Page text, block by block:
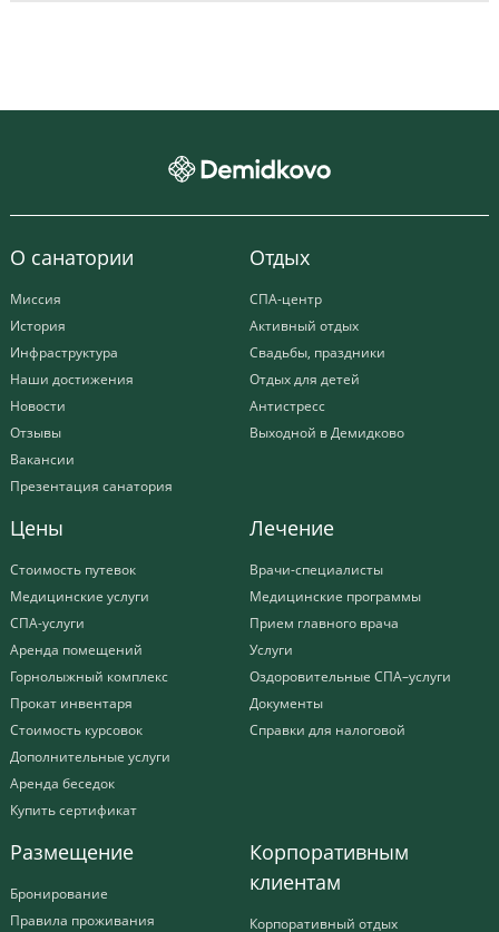
О санатории
Миссия
История
Инфраструктура
Наши достижения
Новости
Отзывы
Вакансии
Презентация санатория
Отдых
СПА-центр
Активный отдых
Свадьбы, праздники
Отдых для детей
Антистресс
Выходной в Демидково
Цены
Стоимость путевок
Медицинские услуги
СПА-услуги
Аренда помещений
Горнолыжный комплекс
Прокат инвентаря
Стоимость курсовок
Дополнительные услуги
Аренда беседок
Купить сертификат
Лечение
Врачи-специалисты
Медицинские программы
Прием главного врача
Услуги
Оздоровительные СПА–услуги
Документы
Справки для налоговой
Размещение
Бронирование
Правила проживания
Корпоративным
клиентам
Корпоративный отдых